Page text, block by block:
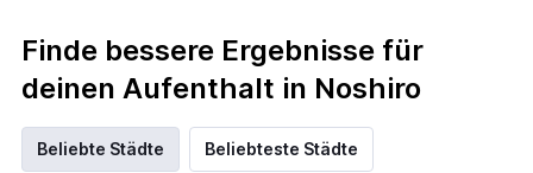
Finde bessere Ergebnisse für
deinen Aufenthalt in Noshiro
Beliebte Städte Beliebteste Städte